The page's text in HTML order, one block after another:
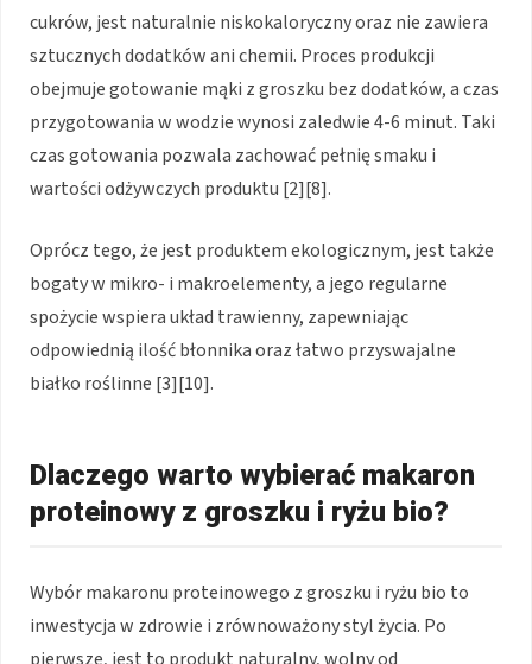
cukrów, jest naturalnie niskokaloryczny oraz nie zawiera
sztucznych dodatków ani chemii. Proces produkcji
obejmuje gotowanie mąki z groszku bez dodatków, a czas
przygotowania w wodzie wynosi zaledwie 4-6 minut. Taki
czas gotowania pozwala zachować pełnię smaku i
wartości odżywczych produktu [2][8].
Oprócz tego, że jest produktem ekologicznym, jest także
bogaty w mikro- i makroelementy, a jego regularne
spożycie wspiera układ trawienny, zapewniając
odpowiednią ilość błonnika oraz łatwo przyswajalne
białko roślinne [3][10].
Dlaczego warto wybierać makaron
proteinowy z groszku i ryżu bio?
Wybór makaronu proteinowego z groszku i ryżu bio to
inwestycja w zdrowie i zrównoważony styl życia. Po